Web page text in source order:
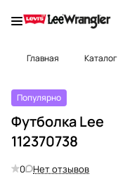
Главная Каталог
Популярно
Футболка Lee
112370738
0 Нет отзывов